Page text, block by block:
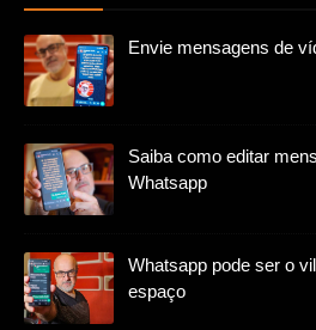
Envie mensagens de
Saiba como editar
Whatsapp
Whatsapp pode ser o
espaço